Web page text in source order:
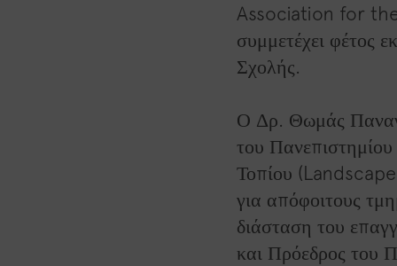
Association for
συμμετέχει φέτος
Σχολής.
Ο Δρ. Θωμάς
του
Τοπίου (Landscape
για απόφοιτους
διάσταση του
και Πρόεδρος του